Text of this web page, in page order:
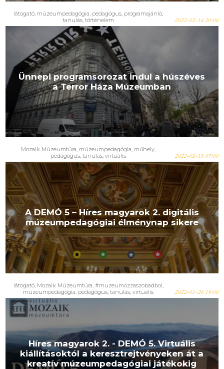
látogató múzeumpedagógia pedagógus programajánló
tanulás történelem 2022-02-16 20:00
Ünnepi programsorozat indul a húszéves
a Terror Háza Múzeumban
Mozaik Múzeumtúra, múzeumpedagógia, műhely,
pedagógus, tanulás, virtuális 2022-02-15 07:00
A DEMÓ 5 – Híres magyarok 2. digitális
múzeumpedagógiai élménynap sikere
látogató, Mozaik Múzeumtúra, #muzeumozzaszobadbol,
múzeumpedagógia, pedagógus, tanulás, virtuális 2022-01-26 19:00
Híres magyarok 2. - DEMÓ 5. Virtuális
kiállításoktól a keresztrejtvényeken át a
kreatív múzeumpedagógiai játékokig